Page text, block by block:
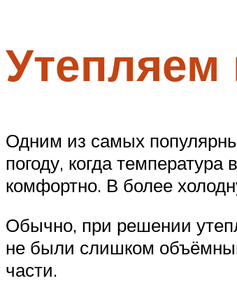
Утепляем
Одним из самых
погоду, когда
комфортно. В более
Обычно, при решении
не были слишком
части.